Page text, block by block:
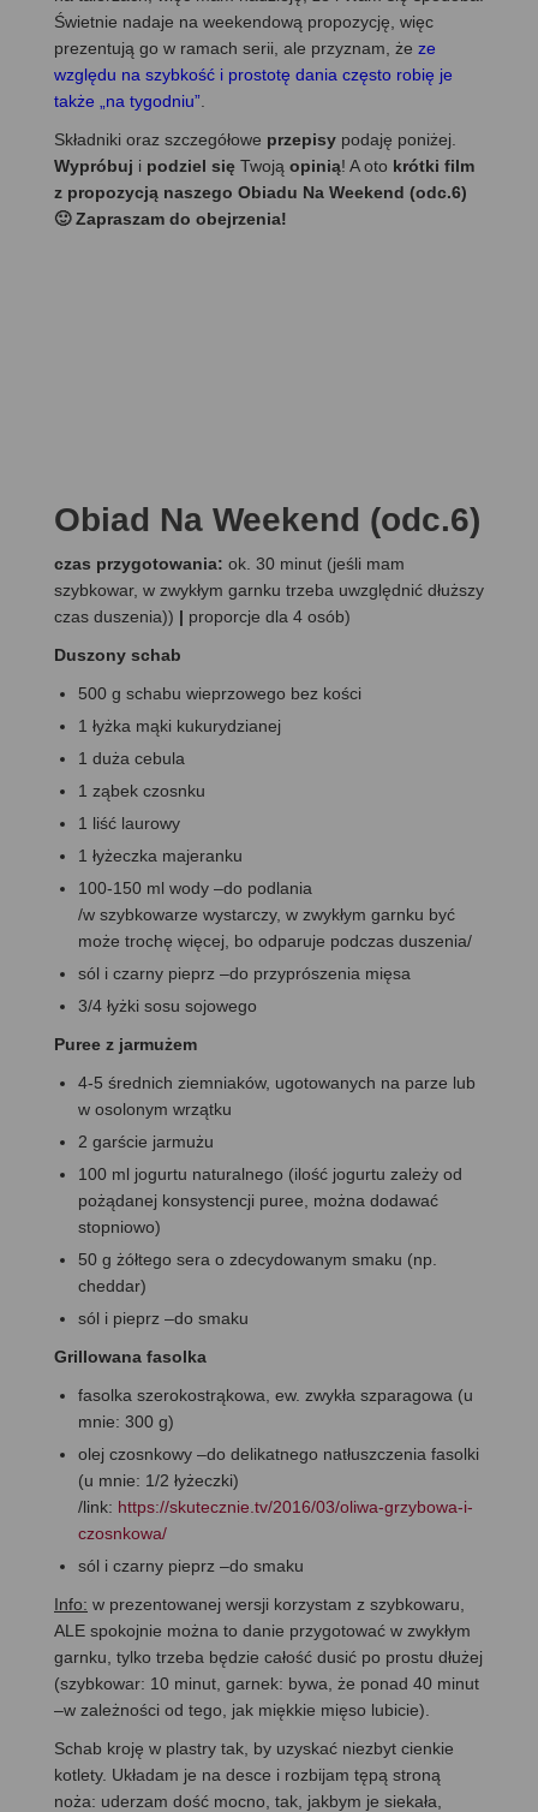
Świetnie nadaje na weekendową propozycję, więc
prezentują go w ramach serii, ale przyznam, że ze
względu na szybkość i prostotę dania często robię je
także „na tygodniu”
Składniki oraz szczegółowe przepisy podaję poniżej.
Wypróbuj i podziel się Twoją opinią! A oto krótki film
z propozycją naszego Obiadu Na Weekend (odc.6)
🙂 Zapraszam do obejrzenia!
Obiad Na Weekend (odc.6)
czas przygotowania: ok. 30 minut (jeśli mam
szybkowar, w zwykłym garnku trzeba uwzględnić dłuższy
czas duszenia)) | proporcje dla 4 osób)
Duszony schab
500 g schabu wieprzowego bez kości
1 łyżka mąki kukurydzianej
1 duża cebula
1 ząbek czosnku
1 liść laurowy
1 łyżeczka majeranku
100-150 ml wody –do podlania
/w szybkowarze wystarczy, w zwykłym garnku być
może trochę więcej, bo odparuje podczas duszenia/
sól i czarny pieprz –do przyprószenia mięsa
3/4 łyżki sosu sojowego
Puree z jarmużem
4-5 średnich ziemniaków, ugotowanych na parze lub
w osolonym wrzątku
2 garście jarmużu
100 ml jogurtu naturalnego (ilość jogurtu zależy od
pożądanej konsystencji puree, można dodawać
stopniowo)
50 g żółtego sera o zdecydowanym smaku (np.
cheddar)
sól i pieprz –do smaku
Grillowana fasolka
fasolka szerokostrąkowa, ew. zwykła szparagowa (u
mnie: 300 g)
olej czosnkowy –do delikatnego natłuszczenia fasolki
(u mnie: 1/2 łyżeczki)
/link: https://skutecznie.tv/2016/03/oliwa-grzybowa-i-
czosnkowa/
sól i czarny pieprz –do smaku
Info: w prezentowanej wersji korzystam z szybkowaru,
ALE spokojnie można to danie przygotować w zwykłym
garnku, tylko trzeba będzie całość dusić po prostu dłużej
(szybkowar: 10 minut, garnek: bywa, że ponad 40 minut
–w zależności od tego, jak miękkie mięso lubicie).
Schab kroję w plastry tak, by uzyskać niezbyt cienkie
kotlety. Układam je na desce i rozbijam tępą stroną
noża: uderzam dość mocno, tak, jakbym je siekała,